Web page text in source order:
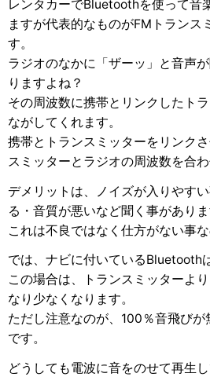
レンタカーでBluetoothを使って音
ますが代表的なものがFMトランス
す。
ラジオのなかに「ザーッ」と音声
りますよね？
その周波数に携帯とリンクしたト
ながしてくれます。
携帯とトランスミッターをリンク
スミッターとラジオの周波数を合わ
デメリットは、ノイズが入りやす
る・音質が悪いなど聞く事があり
これは不良ではなく仕方がない事な
では、ナビに付いているBluetooth
この場合は、トランスミッターよ
なり少なくなります。
ただし注意なのが、100％音飛び
です。
どうしても電波に音をのせて再生